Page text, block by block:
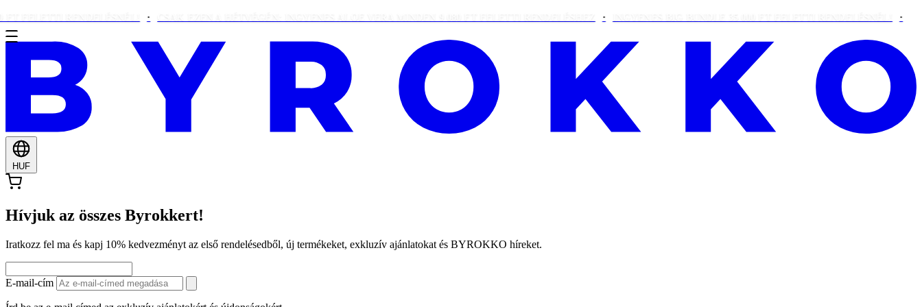
CSAK EZEN A HÉTVÉGÉN: INGYENES ALOE VERA MINDEN 9 080 FT FELETTI RENDELÉSHEZ INGYENES BIG BUNDLE 35 000 FT FELETTI RENDELÉSNÉL!
HUF
Hívjuk az összes Byrokkert!
Iratkozz fel ma és kapj 10% kedvezményt az első rendelésedből, új termékeket, exkluzív ajánlatokat és BYROKKO híreket.
E-mail-cím